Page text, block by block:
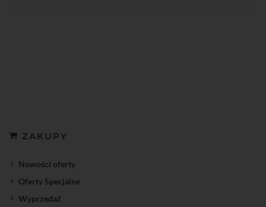
ZAKUPY
Nowości oferty
Oferty Specjalne
Wyprzedaż